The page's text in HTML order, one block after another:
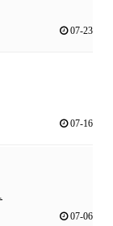
07-23
07-16
07-06